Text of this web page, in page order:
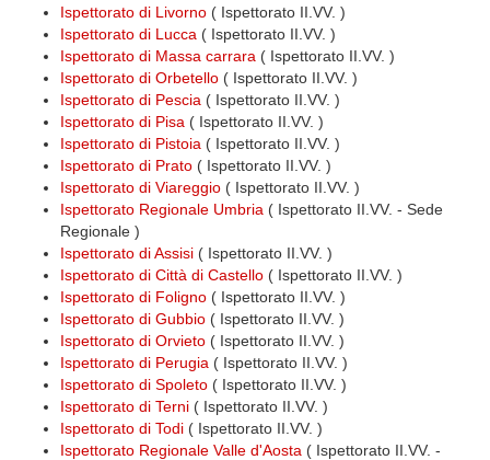
Ispettorato di Livorno ( Ispettorato II.VV. )
Ispettorato di Lucca ( Ispettorato II.VV. )
Ispettorato di Massa carrara ( Ispettorato II.VV. )
Ispettorato di Orbetello ( Ispettorato II.VV. )
Ispettorato di Pescia ( Ispettorato II.VV. )
Ispettorato di Pisa ( Ispettorato II.VV. )
Ispettorato di Pistoia ( Ispettorato II.VV. )
Ispettorato di Prato ( Ispettorato II.VV. )
Ispettorato di Viareggio ( Ispettorato II.VV. )
Ispettorato Regionale Umbria ( Ispettorato II.VV. - Sede
Regionale )
Ispettorato di Assisi ( Ispettorato II.VV. )
Ispettorato di Città di Castello ( Ispettorato II.VV. )
Ispettorato di Foligno ( Ispettorato II.VV. )
Ispettorato di Gubbio ( Ispettorato II.VV. )
Ispettorato di Orvieto ( Ispettorato II.VV. )
Ispettorato di Perugia ( Ispettorato II.VV. )
Ispettorato di Spoleto ( Ispettorato II.VV. )
Ispettorato di Terni ( Ispettorato II.VV. )
Ispettorato di Todi ( Ispettorato II.VV. )
Ispettorato Regionale Valle d'Aosta ( Ispettorato II.VV. -